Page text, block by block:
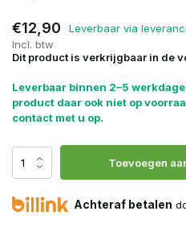
€12,90
Leverbaar via
Incl. btw
Dit product is verkrijgbaar in de
Leverbaar binnen 2–5
product daar ook niet op
contact met u op.
Toevoegen
Achteraf betalen